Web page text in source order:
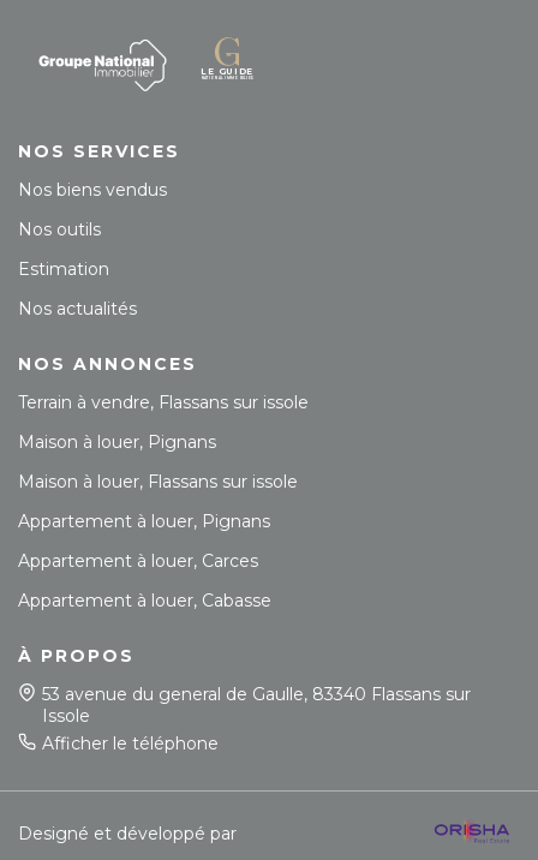
NOS SERVICES
Nos biens vendus
Nos outils
Estimation
Nos actualités
NOS ANNONCES
Terrain à vendre, Flassans sur issole
Maison à louer, Pignans
Maison à louer, Flassans sur issole
Appartement à louer, Pignans
Appartement à louer, Carces
Appartement à louer, Cabasse
À PROPOS
53 avenue du general de Gaulle, 83340 Flassans sur
Issole
Afficher le téléphone
Designé et développé par